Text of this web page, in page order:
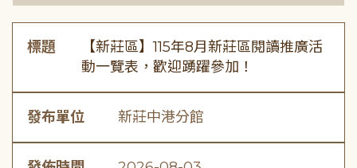
標題
【新莊區】115年8月新莊區閱讀推廣活
動一覽表，歡迎踴躍參加！
發布單位 新莊中港分館